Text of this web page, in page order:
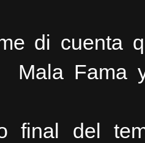
di cuenta
Mala Fama
final del